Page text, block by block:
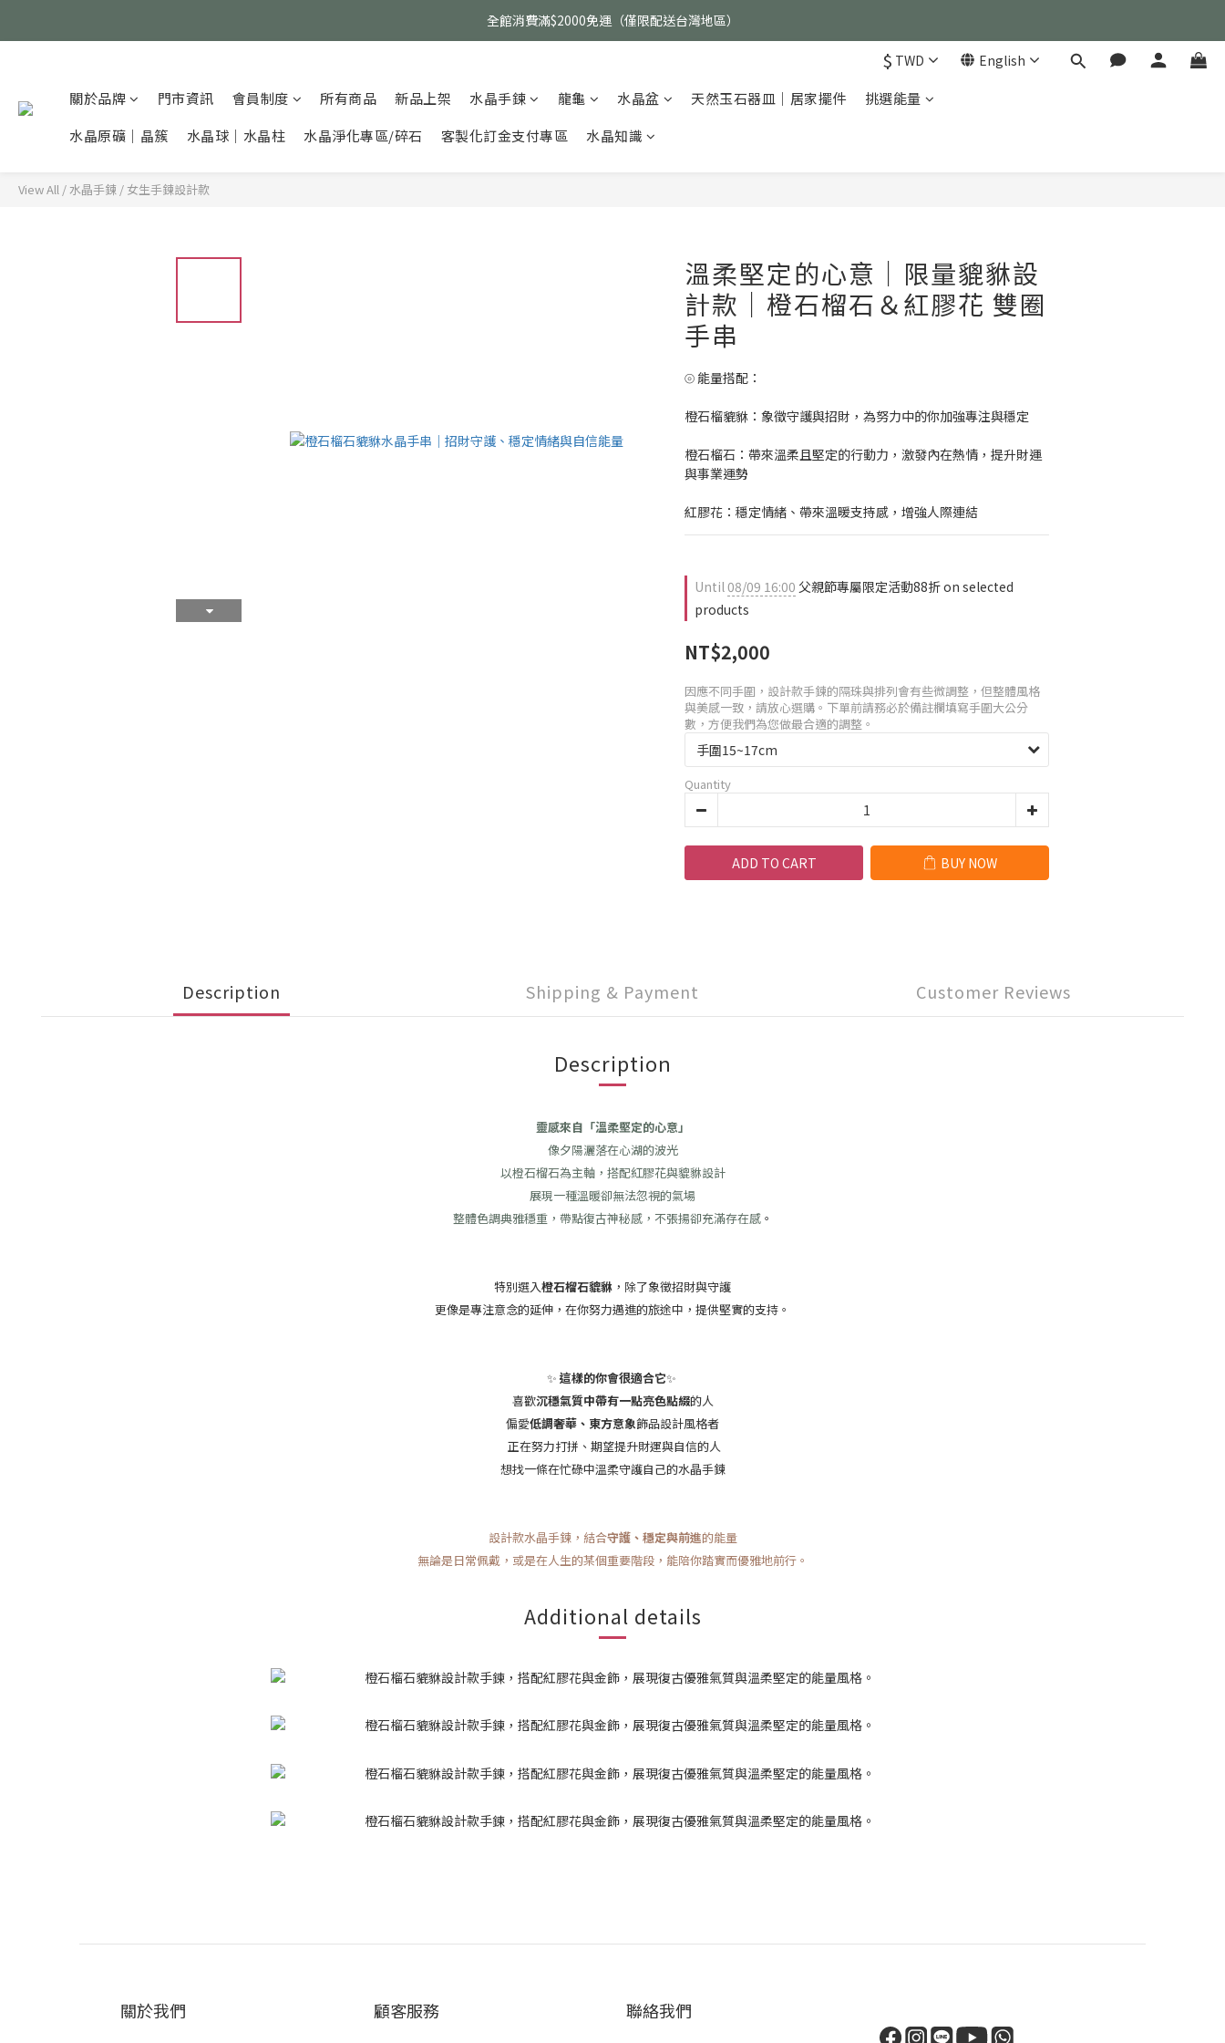
父親節活動｜指定品項任選兩件88折（礦標｜高品水晶｜客製化商品除外）
全館消費滿$2000免運（僅限配送台灣地區）
$ TWD English
關於品牌 門市資訊 會員制度 所有商品 新品上架 水晶手鍊 龍龜 水晶盆 天然玉石器皿｜居家擺件
挑選能量
水晶原礦｜晶簇
水晶球｜水晶柱 水晶淨化專區/碎石 客製化訂金支付專區 水晶知識
View All / 水晶手鍊 / 女生手鍊設計款
溫柔堅定的心意｜限量貔貅設
計款｜橙石榴石＆紅膠花 雙圈
手串
⦾ 能量搭配：
橙石榴貔貅：象徵守護與招財，為努力中的你加強專注與穩定
橙石榴石：帶來溫柔且堅定的行動力，激發內在熱情，提升財運
與事業運勢
紅膠花：穩定情緒、帶來溫暖支持感，增強人際連結
Until08/09 16:00 父親節專屬限定活動88折 on selected
products
NT$2,000
因應不同手圍，設計款手鍊的隔珠與排列會有些微調整，但整體風格
與美感一致，請放心選購。下單前請務必於備註欄填寫手圍大公分
數，方便我們為您做最合適的調整。
Quantity
ADD TO CART BUY NOW
Description Shipping & Payment Customer Reviews
Description
靈感來自「溫柔堅定的心意」
像夕陽灑落在心湖的波光
以橙石榴石為主軸，搭配紅膠花與貔貅設計
展現一種溫暖卻無法忽視的氣場
整體色調典雅穩重，帶點復古神秘感，不張揚卻充滿存在感。
特別選入橙石榴石貔貅 ，除了象徵招財與守護
更像是專注意念的延伸，在你努力邁進的旅途中，提供堅實的支持。
✨ 這樣的你會很適合它✨
喜歡沉穩氣質中帶有一點亮色點綴的人
偏愛低調奢華、東方意象飾品設計風格者
正在努力打拼、期望提升財運與自信的人
想找一條在忙碌中溫柔守護自己的水晶手鍊
設計款水晶手鍊，結合守護、穩定與前進的能量
無論是日常佩戴，或是在人生的某個重要階段，能陪你踏實而優雅地前行。
Additional details
關於我們 顧客服務 聯絡我們